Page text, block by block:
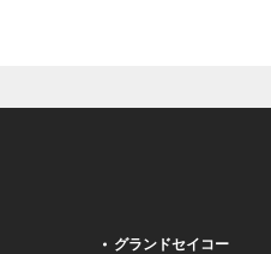
グランドセイコー